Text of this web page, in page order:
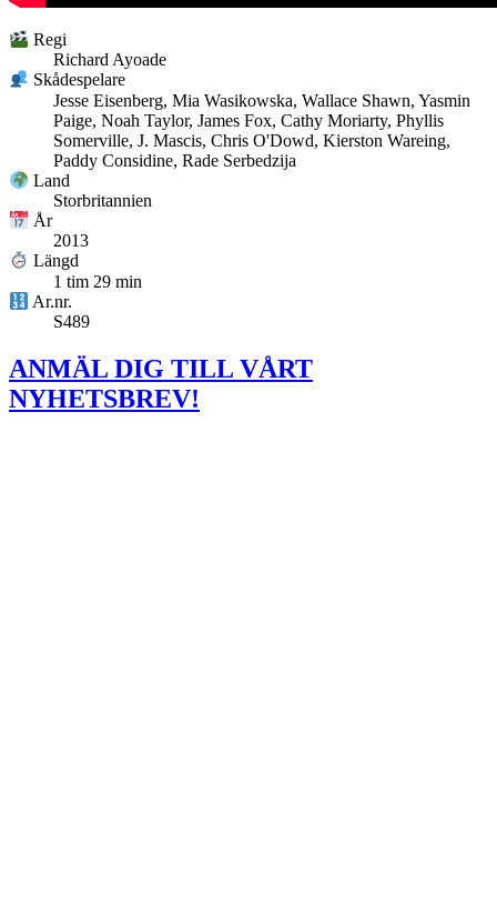
Regi
Richard Ayoade
Skådespelare
Jesse Eisenberg, Mia Wasikowska, Wallace Shawn, Yasmin
Paige, Noah Taylor, James Fox, Cathy Moriarty, Phyllis
Somerville, J. Mascis, Chris O'Dowd, Kierston Wareing,
Paddy Considine, Rade Serbedzija
Land
Storbritannien
År
2013
Längd
1 tim 29 min
Ar.nr.
S489
ANMÄL DIG TILL VÅRT
NYHETSBREV!